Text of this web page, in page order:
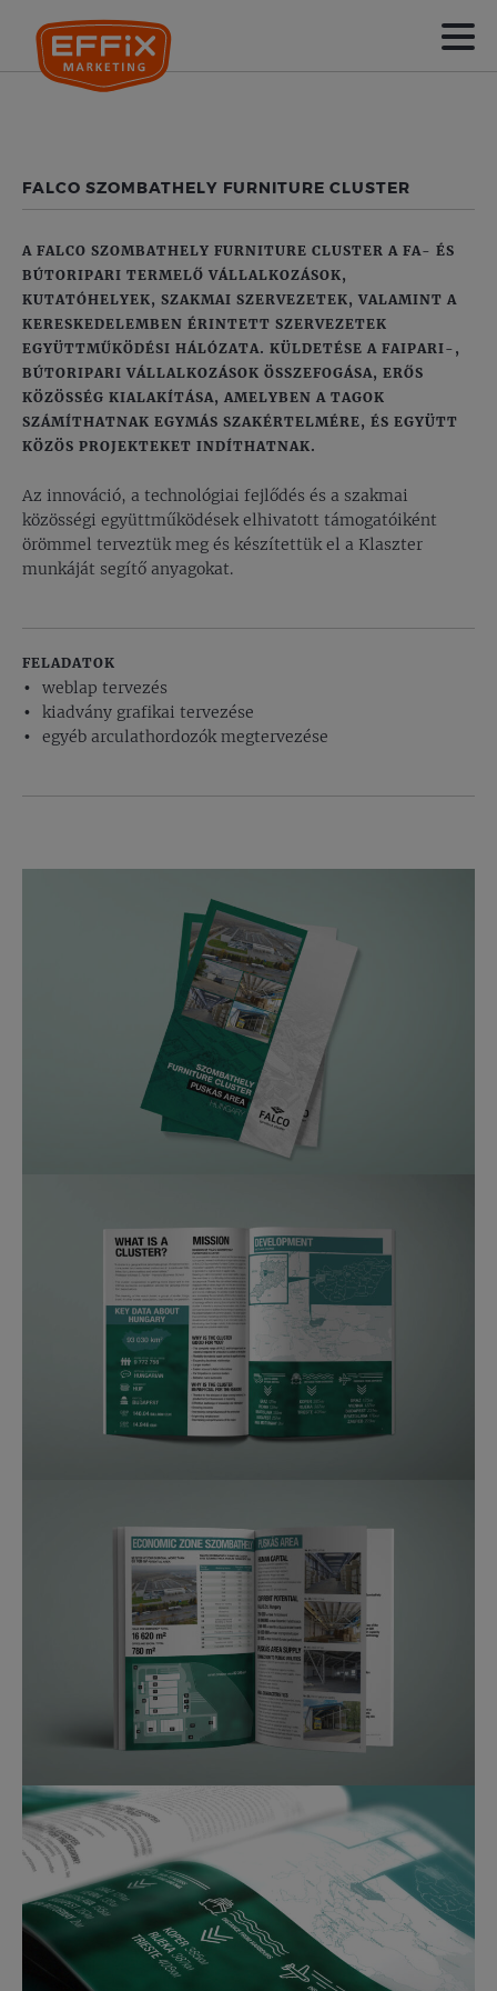
FALCO SZOMBATHELY FURNITURE CLUSTER
A FALCO SZOMBATHELY FURNITURE CLUSTER A FA- ÉS
BÚTORIPARI TERMELŐ VÁLLALKOZÁSOK,
KUTATÓHELYEK, SZAKMAI SZERVEZETEK, VALAMINT A
KERESKEDELEMBEN ÉRINTETT SZERVEZETEK
EGYÜTTMŰKÖDÉSI HÁLÓZATA. KÜLDETÉSE A FAIPARI-,
BÚTORIPARI VÁLLALKOZÁSOK ÖSSZEFOGÁSA, ERŐS
KÖZÖSSÉG KIALAKÍTÁSA, AMELYBEN A TAGOK
SZÁMÍTHATNAK EGYMÁS SZAKÉRTELMÉRE, ÉS EGYÜTT
KÖZÖS PROJEKTEKET INDÍTHATNAK.
Az innováció, a technológiai fejlődés és a szakmai
közösségi együttműködések elhivatott támogatóiként
örömmel terveztük meg és készítettük el a Klaszter
munkáját segítő anyagokat.
FELADATOK
weblap tervezés
kiadvány grafikai tervezése
egyéb arculathordozók megtervezése